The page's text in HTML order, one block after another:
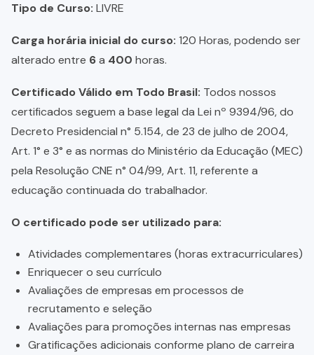
Tipo de Curso: LIVRE
Carga horária inicial do curso: 120 Horas, podendo ser
alterado entre 6a 400 horas.
Certificado Válido em Todo Brasil: Todos nossos
certificados seguem a base legal da Lei nº 9394/96, do
Decreto Presidencial n° 5.154, de 23 de julho de 2004,
Art. 1° e 3° e as normas do Ministério da Educação (MEC)
pela Resolução CNE n° 04/99, Art. 11, referente a
educação continuada do trabalhador.
O certificado pode ser utilizado para:
Atividades complementares (horas extracurriculares)
Enriquecer o seu currículo
Avaliações de empresas em processos de
recrutamento e seleção
Avaliações para promoções internas nas empresas
Gratificações adicionais conforme plano de carreira